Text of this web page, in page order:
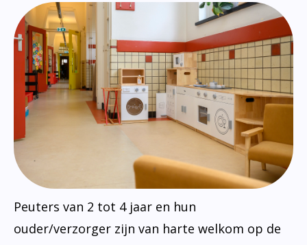
Peuters van 2 tot 4 jaar en hun
ouder/verzorger zijn van harte welkom op de